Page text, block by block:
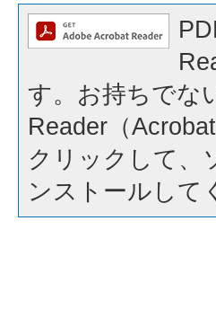
す。お持ちでな
Reader（
クリックして、
ンストールして